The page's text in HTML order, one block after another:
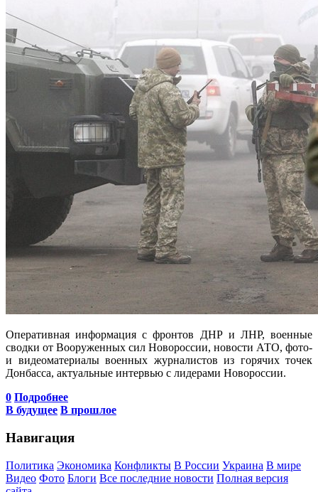
Оперативная информация с фронтов ДНР и ЛНР, военные
сводки от Вооруженных сил Новороссии, новости АТО, фото-
и видеоматериалы военных журналистов из горячих точек
Донбасса, актуальные интервью с лидерами Новороссии.
0 Подробнее
В будущее В прошлое
Навигация
Политика Экономика Конфликты В России Украина В мире
Видео Фото Блоги Все последние новости Полная версия